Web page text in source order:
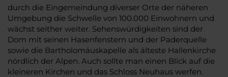
durch die Eingemeindung diverser Orte der näheren
Umgebung die Schwelle von 100.000 Einwohnern und
wächst seither weiter. Sehenswürdigkeiten sind der
Dom mit seinen Hasenfenstern und der Paderquelle
sowie die Bartholomäuskapelle als älteste Hallenkirche
nördlich der Alpen. Auch sollte man einen Blick auf die
kleineren Kirchen und das Schloss Neuhaus werfen.